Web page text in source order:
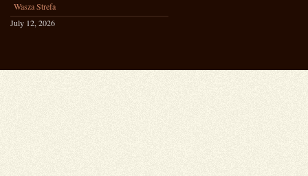
Wasza Strefa
July 12, 2026